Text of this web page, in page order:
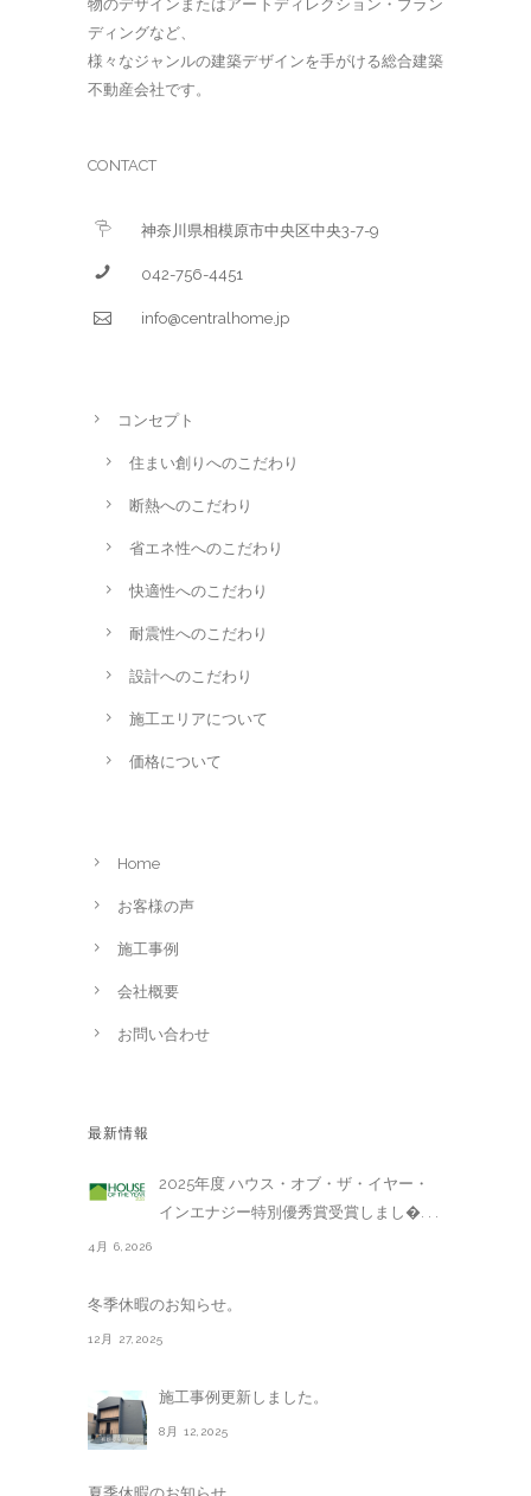
物のデザインまたはアートディレクション・ブラン
ディングなど、
様々なジャンルの建築デザインを手がける総合建築
不動産会社です。
CONTACT
神奈川県相模原市中央区中央3-7-9
042-756-4451
info@centralhome.jp
コンセプト
住まい創りへのこだわり
断熱へのこだわり
省エネ性へのこだわり
快適性へのこだわり
耐震性へのこだわり
設計へのこだわり
施工エリアについて
価格について
Home
お客様の声
施工事例
会社概要
お問い合わせ
最新情報
2025年度 ハウス・オブ・ザ・イヤー・
インエナジー特別優秀賞受賞しまし�. . .
4月 6,2026
冬季休暇のお知らせ。
12月 27,2025
施工事例更新しました。
8月 12,2025